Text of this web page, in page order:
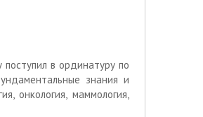
в ординатуру по
знания и
онкология, маммология,